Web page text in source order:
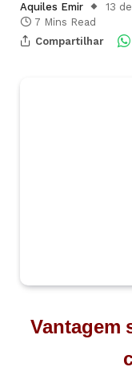
Aquiles Emir 13
7 Mins Read
Compartilhar
Vantagem